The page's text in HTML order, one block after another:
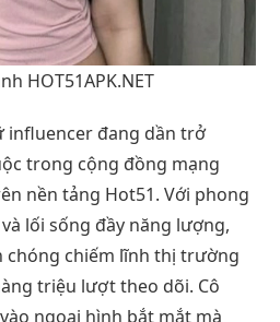
HOT51APK.NET
influencer đang dần trở
trong cộng đồng mạng
nền tảng Hot51. Với phong
lối sống đầy năng lượng,
chóng chiếm lĩnh thị trường
triệu lượt theo dõi. Cô
ngoại hình bắt mắt mà